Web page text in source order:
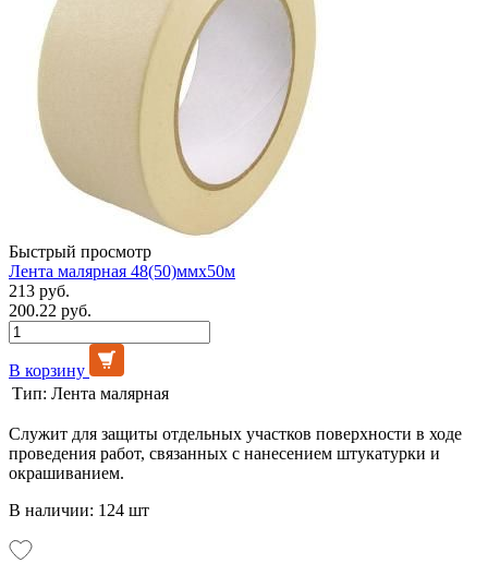
Быстрый просмотр
Лента малярная 48(50)ммх50м
213 руб.
200.22 руб.
В корзину
Тип: Лента малярная
Служит для защиты отдельных участков поверхности в ходе
проведения работ, связанных с нанесением штукатурки и
окрашиванием.
В наличии: 124 шт